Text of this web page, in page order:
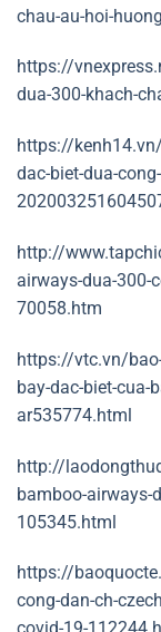
chau-au-hoi-
https://
dua-300-khach-
https://
dac-biet-dua-
http://
airways-dua-300-
70058.htm
https://vtc.vn/
bay-dac-biet-cua-
ar535774.html
http://
bamboo-airways-
105345.html
https://
cong-dan-ch-